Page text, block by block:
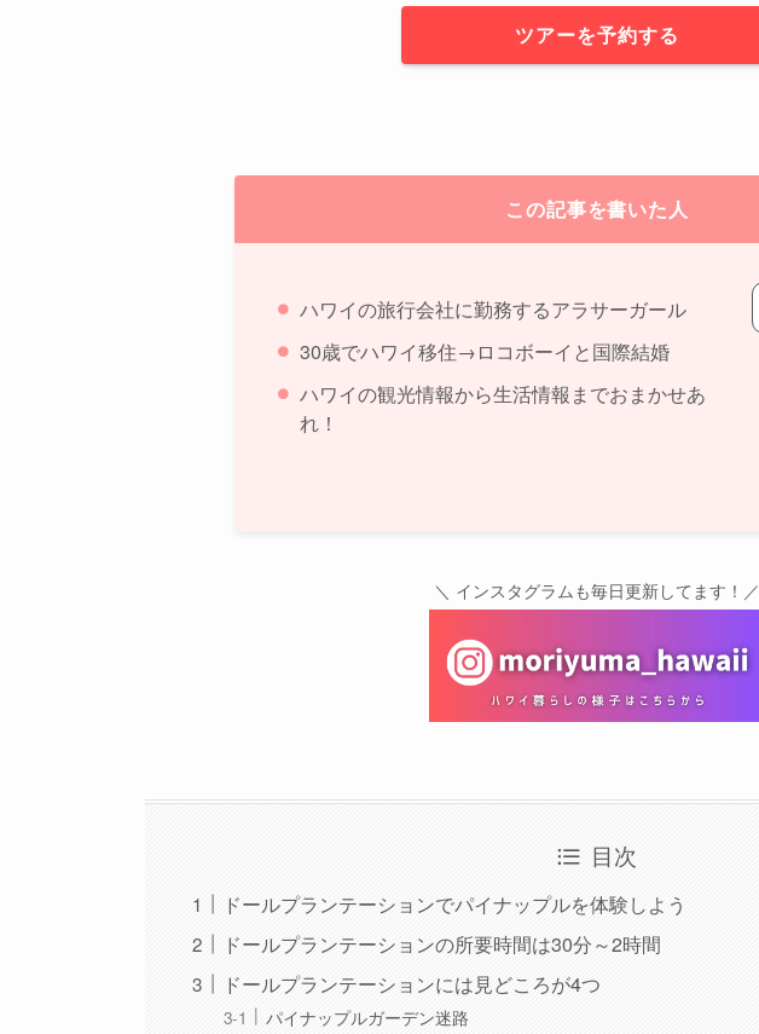
ツアーを予約する
この記事を書いた人
ハワイの旅行会社に勤務するアラサーガール
30歳でハワイ移住→ロコボーイと国際結婚
ハワイの観光情報から生活情報までおまかせあ
れ！
＼ インスタグラムも毎日更新してます！／
目次
ドールプランテーションでパイナップルを体験しよう
ドールプランテーションの所要時間は30分～2時間
ドールプランテーションには見どころが4つ
パイナップルガーデン迷路